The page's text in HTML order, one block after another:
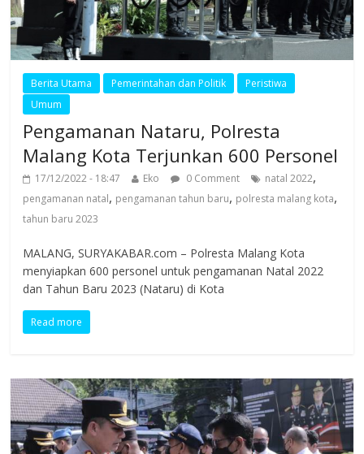
Berita Utama Pemerintahan dan Politik
Peristiwa
Umum
Pengamanan Nataru, Polresta
Malang Kota Terjunkan 600 Personel
17/12/2022 - 18:47 Eko 0 Comment natal 2022,
pengamanan natal, pengamanan tahun baru, polresta malang kota,
tahun baru 2023
MALANG, SURYAKABAR.com – Polresta Malang Kota
menyiapkan 600 personel untuk pengamanan Natal 2022
dan Tahun Baru 2023 (Nataru) di Kota
Read more